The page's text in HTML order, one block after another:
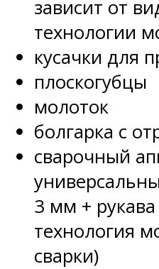
зависит от
технологии
кусачки для
плоскогубцы
молоток
болгарка с
сварочный
3 мм +
технология
сварки)